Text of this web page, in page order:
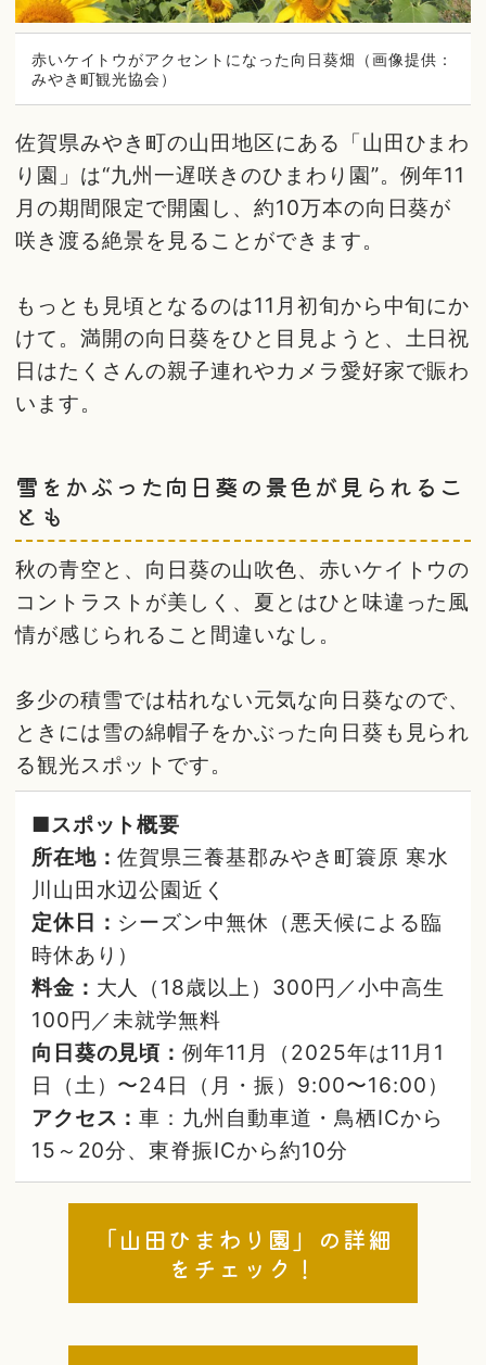
赤いケイトウがアクセントになった向日葵畑（画像提供：
みやき町観光協会）
佐賀県みやき町の山田地区にある「山田ひまわ
り園」は“九州一遅咲きのひまわり園”。例年11
月の期間限定で開園し、約10万本の向日葵が
咲き渡る絶景を見ることができます。
もっとも見頃となるのは11月初旬から中旬にか
けて。満開の向日葵をひと目見ようと、土日祝
日はたくさんの親子連れやカメラ愛好家で賑わ
います。
雪をかぶった向日葵の景色が見られるこ
とも
秋の青空と、向日葵の山吹色、赤いケイトウの
コントラストが美しく、夏とはひと味違った風
情が感じられること間違いなし。
多少の積雪では枯れない元気な向日葵なので、
ときには雪の綿帽子をかぶった向日葵も見られ
る観光スポットです。
■スポット概要
所在地：佐賀県三養基郡みやき町簑原 寒水
川山田水辺公園近く
定休日： シーズン中無休（悪天候による臨
時休あり）
料金： 大人（18歳以上）300円／小中高生
100円／未就学無料
向日葵の見頃：例年11月（2025年は11月1
日（土）〜24日（月・振）9:00〜16:00）
アクセス：車：九州自動車道・鳥栖ICから
15～20分、東脊振ICから約10分
「山田ひまわり園」の詳細
をチェック！